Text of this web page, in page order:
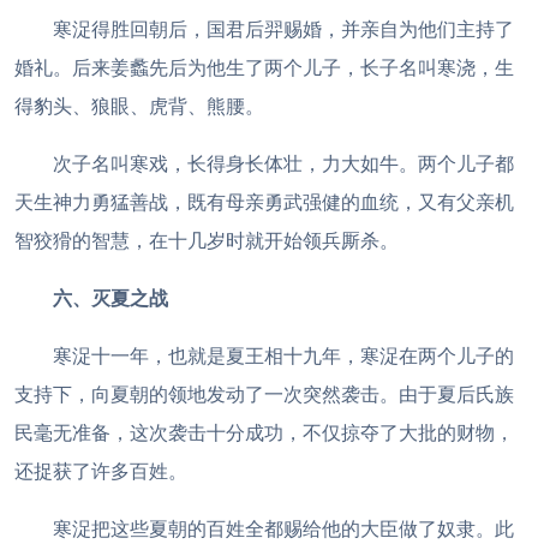
寒浞得胜回朝后，国君后羿赐婚，并亲自为他们主持了
婚礼。后来姜蠡先后为他生了两个儿子，长子名叫寒浇，生
得豹头、狼眼、虎背、熊腰。
次子名叫寒戏，长得身长体壮，力大如牛。两个儿子都
天生神力勇猛善战，既有母亲勇武强健的血统，又有父亲机
智狡猾的智慧，在十几岁时就开始领兵厮杀。
六、灭夏之战
寒浞十一年，也就是夏王相十九年，寒浞在两个儿子的
支持下，向夏朝的领地发动了一次突然袭击。由于夏后氏族
民毫无准备，这次袭击十分成功，不仅掠夺了大批的财物，
还捉获了许多百姓。
寒浞把这些夏朝的百姓全都赐给他的大臣做了奴隶。此